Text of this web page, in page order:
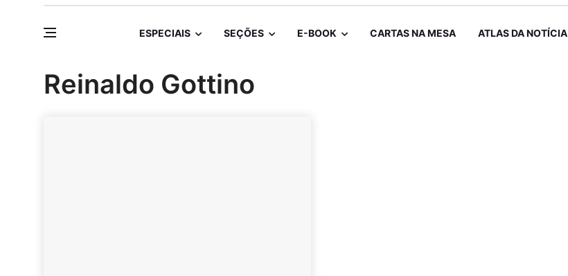
ESPECIAIS SEÇÕES E-BOOK CARTAS NA MESA ATLAS DA NOTÍCIA
Reinaldo Gottino